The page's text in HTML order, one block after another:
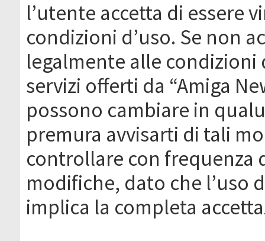
l’utente accetta di essere
condizioni d’uso. Se non
legalmente alle condizioni
servizi offerti da “Amiga
possono cambiare in
premura avvisarti di tali
controllare con frequenza
modifiche, dato che l’uso
implica la completa